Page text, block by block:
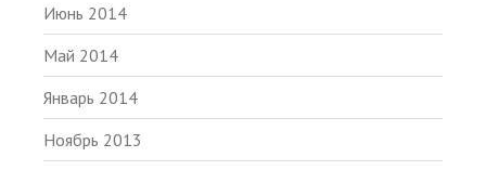
Июнь 2014
Май 2014
Январь 2014
Ноябрь 2013